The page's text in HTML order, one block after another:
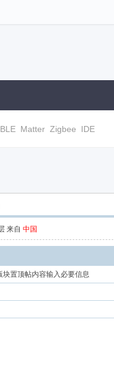
BLE Matter Zigbee IDE
来自 中国
块置顶帖内容输入必要信息